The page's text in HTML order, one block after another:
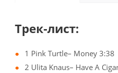
Трек-лист:
1 Pink Turtle– Money 3:38
2 Ulita Knaus– Have A